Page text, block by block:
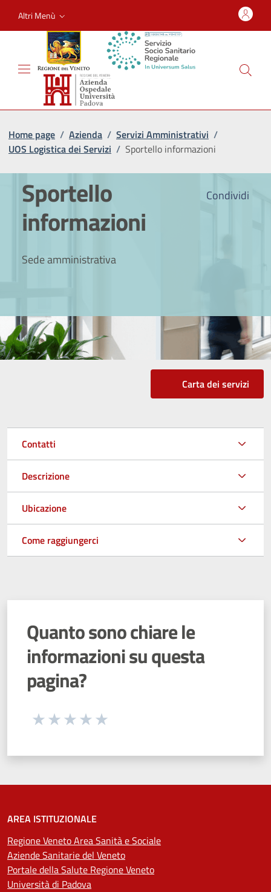
Altri Menù
Home page / Azienda / Servizi Amministrativi /
UOS Logistica dei Servizi / Sportello informazioni
Condividi
Sportello
informazioni
Sede amministrativa
Carta dei servizi
Contatti
Descrizione
Ubicazione
Come raggiungerci
Quanto sono chiare le
informazioni su questa
pagina?
Seleziona una valutazione da 1 a 5 stelle
AREA ISTITUZIONALE
Regione Veneto Area Sanità e Sociale
Aziende Sanitarie del Veneto
Portale della Salute Regione Veneto
Università di Padova